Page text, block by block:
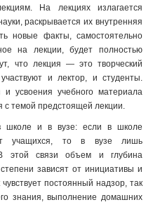
На лекциях излагается
раскрывается их внутренняя
новые факты, самостоятельно
на лекции, будет полностью
что лекция — это творческий
и лектор, и студенты.
и усвоения учебного материала
с темой предстоящей лекции.
школе и в вузе: если в школе
учащихся, то в вузе лишь
В этой связи объем и глубина
зависят от инициативы и
постоянный надзор, так
знания, выполнение домашних